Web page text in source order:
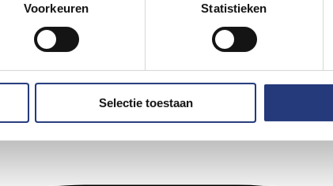
Voorkeuren Statistieken
Selectie toestaan